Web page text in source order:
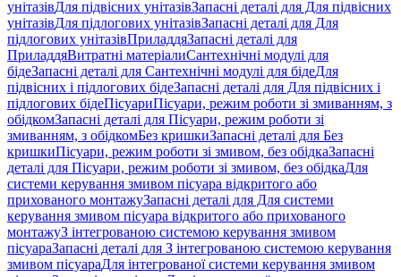
унітазівДля підвісних унітазівЗапасні деталі для Для підвісних
унітазівДля підлогових унітазівЗапасні деталі для Для
підлогових унітазівПриладдяЗапасні деталі для
ПриладдяВитратні матеріалиСантехнічні модулі для
бідеЗапасні деталі для Сантехнічні модулі для бідеДля
підвісних і підлогових бідеЗапасні деталі для Для підвісних і
підлогових бідеПісуариПісуари, режим роботи зі змиванням, з
обідкомЗапасні деталі для Пісуари, режим роботи зі
змиванням, з обідкомБез кришкиЗапасні деталі для Без
кришкиПісуари, режим роботи зі змивом, без обідкаЗапасні
деталі для Пісуари, режим роботи зі змивом, без обідкаДля
системи керування змивом пісуара відкритого або
прихованого монтажуЗапасні деталі для Для системи
керування змивом пісуара відкритого або прихованого
монтажуЗ інтегрованою системою керування змивом
пісуараЗапасні деталі для З інтегрованою системою керування
змивом пісуараДля інтегрованої системи керування змивом